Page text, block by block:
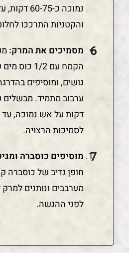
נמוכה כ-
והקטניות התרככו
מסמיכים את המרק:
הקמח עם 1/2
גושים, ומוסיפים
דקות על אש נמוכה,
לסמיכות הרצויה.
מוסיפים כוסברה
חופן נדיב של כוסברה
לפני ההגשה.